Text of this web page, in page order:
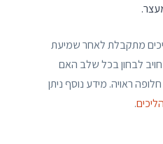
מתקבלת לאחר שמיעת
לבחון בכל שלב האם
ראויה. מידע נוסף ניתן
.